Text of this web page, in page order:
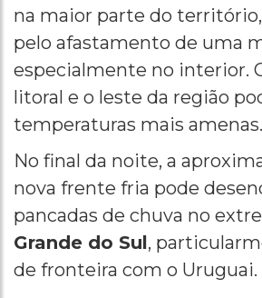
na maior parte do
pelo afastamento de uma
especialmente no interior.
litoral e o leste da região
temperaturas mais amenas.
No final da noite, a
nova frente fria pode
pancadas de chuva no
Grande do Sul,
de fronteira com o Uruguai.